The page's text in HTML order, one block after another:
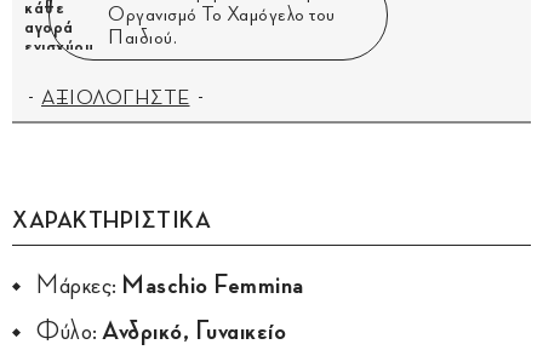
Οργανισμό Το Χαμόγελο του
Παιδιού.
ΑΞΙΟΛΟΓΗΣΤΕ
ΧΑΡΑΚΤΗΡΙΣΤΙΚΑ
Μάρκες: Maschio Femmina
Φύλο: Ανδρικό, Γυναικείο